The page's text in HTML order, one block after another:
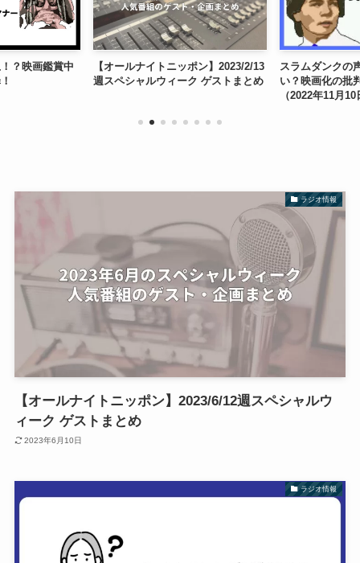
？映画鑑賞中
【オールナイトニッポン】2023/2/13
週スペシャルウィーク ゲストまとめ
スラムダンクの
い？映画化の批
（2022年11月
ラジオ情報
【オールナイトニッポン】2023/6/12週スペシャルウ
ィーク ゲストまとめ
2023年6月10日
ラジオ情報